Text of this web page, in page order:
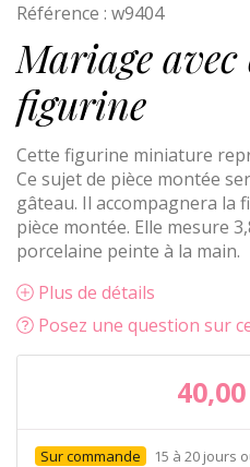
Référence : w9404
Mariage
figurine
Cette figurine miniature
Ce sujet de pièce montée
gâteau. Il accompagnera la
pièce montée. Elle mesure
porcelaine peinte à la main.
Plus de détails
Posez une question sur
15 à 20 jours